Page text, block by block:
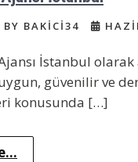
BY BAKICI34
İstanbul
güvenilir ve
konusunda […]